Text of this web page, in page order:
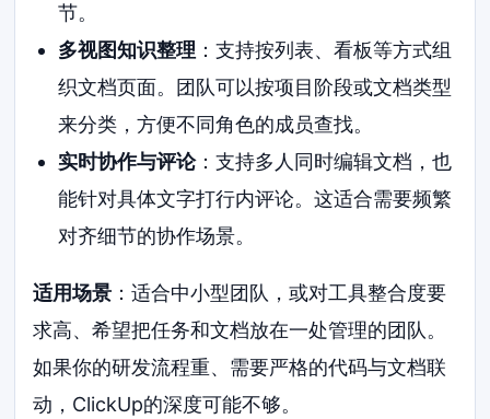
节。
多视图知识整理 ：支持按列表、看板等方式组
织文档页面。团队可以按项目阶段或文档类型
来分类，方便不同角色的成员查找。
实时协作与评论：支持多人同时编辑文档，也
能针对具体文字打行内评论。这适合需要频繁
对齐细节的协作场景。
适用场景 ：适合中小型团队，或对工具整合度要
求高、希望把任务和文档放在一处管理的团队。
如果你的研发流程重、需要严格的代码与文档联
动，ClickUp的深度可能不够。